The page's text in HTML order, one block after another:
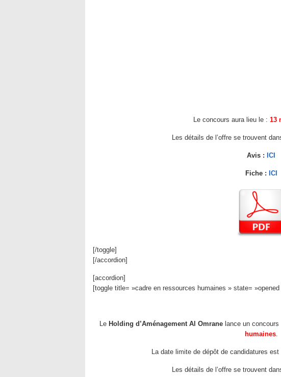
Le concours aura lieu le : 13
Les détails de l’offre se trouvent
Avis : ICI
Fiche : ICI
[/toggle]
[/accordion]
[accordion]
[toggle title= »cadre en ressources humaines » state= »opened
Le Holding d’Aménagement Al Omrane lance un
humaines.
La date limite de dépôt de candidatures
Les détails de l’offre se trouvent